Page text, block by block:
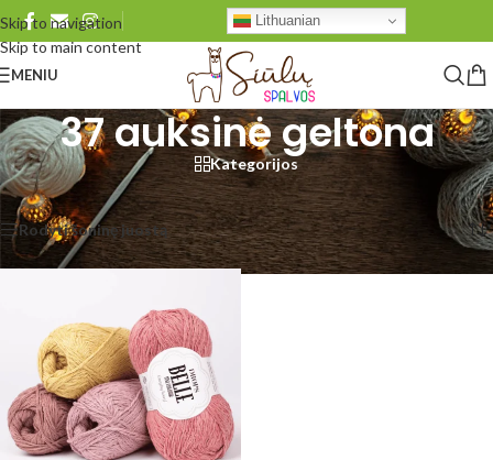
Skip to navigation
Skip to main content
Lithuanian
MENIU
37 auksinė geltona
Kategorijos
Pradžia/Produkto DROPS Belle/37 auksinė geltona Rezultatų: 1
Rodyti šoninę juostą Rodyti 48 96 Visi